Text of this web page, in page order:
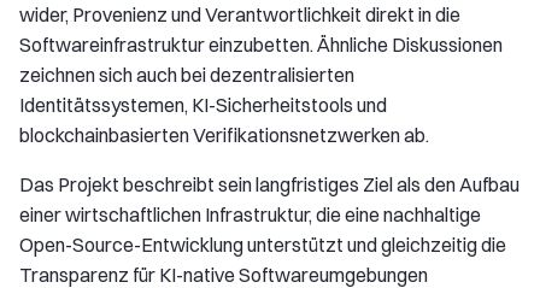
wider, Provenienz und Verantwortlichkeit direkt in die
Softwareinfrastruktur einzubetten. Ähnliche Diskussionen
zeichnen sich auch bei dezentralisierten
Identitätssystemen, KI-Sicherheitstools und
blockchainbasierten Verifikationsnetzwerken ab.
Das Projekt beschreibt sein langfristiges Ziel als den Aufbau
einer wirtschaftlichen Infrastruktur, die eine nachhaltige
Open-Source-Entwicklung unterstützt und gleichzeitig die
Transparenz für KI-native Softwareumgebungen